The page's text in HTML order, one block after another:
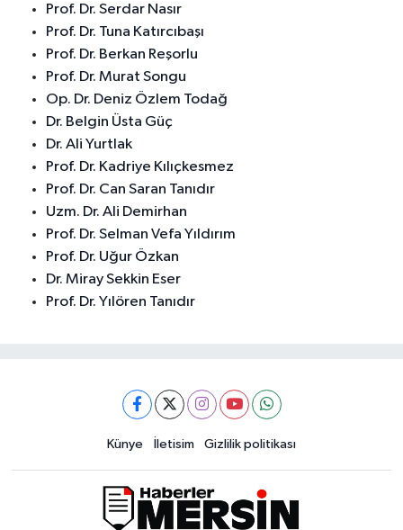
Prof. Dr. Serdar Nasır
Prof. Dr. Tuna Katırcıbaşı
Prof. Dr. Berkan Reşorlu
Prof. Dr. Murat Songu
Op. Dr. Deniz Özlem Todağ
Dr. Belgin Üsta Güç
Dr. Ali Yurtlak
Prof. Dr. Kadriye Kılıçkesmez
Prof. Dr. Can Saran Tanıdır
Uzm. Dr. Ali Demirhan
Prof. Dr. Selman Vefa Yıldırım
Prof. Dr. Uğur Özkan
Dr. Miray Sekkin Eser
Prof. Dr. Yılören Tanıdır
Künye İletisim Gizlilik politikası